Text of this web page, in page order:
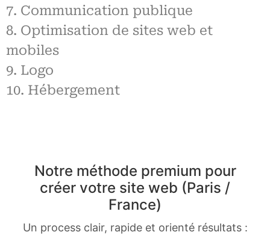
7. Communication publique
8. Optimisation de sites web et
mobiles
9. Logo
10. Hébergement
Notre méthode premium pour
créer votre site web (Paris /
France)
Un process clair, rapide et orienté résultats :